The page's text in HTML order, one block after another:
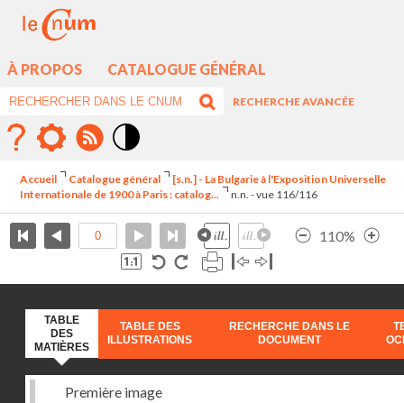
À PROPOS CATALOGUE GÉNÉRAL
RECHERCHE AVANCÉE
élévé
Accueil Catalogue général
[s.n.] - La Bulgarie à l'Exposition Universelle
Internationale de 1900 à Paris : catalog...
n.n. - vue 116/116
110%
TABLE
DES
MATIÈRES
TABLE DES
ILLUSTRATIONS
RECHERCHE DANS LE
DOCUMENT
Première image